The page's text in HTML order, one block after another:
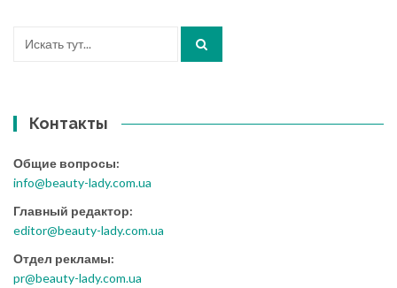
Контакты
Общие вопросы:
info@beauty-lady.com.ua
Главный редактор:
editor@beauty-lady.com.ua
Отдел рекламы:
pr@beauty-lady.com.ua